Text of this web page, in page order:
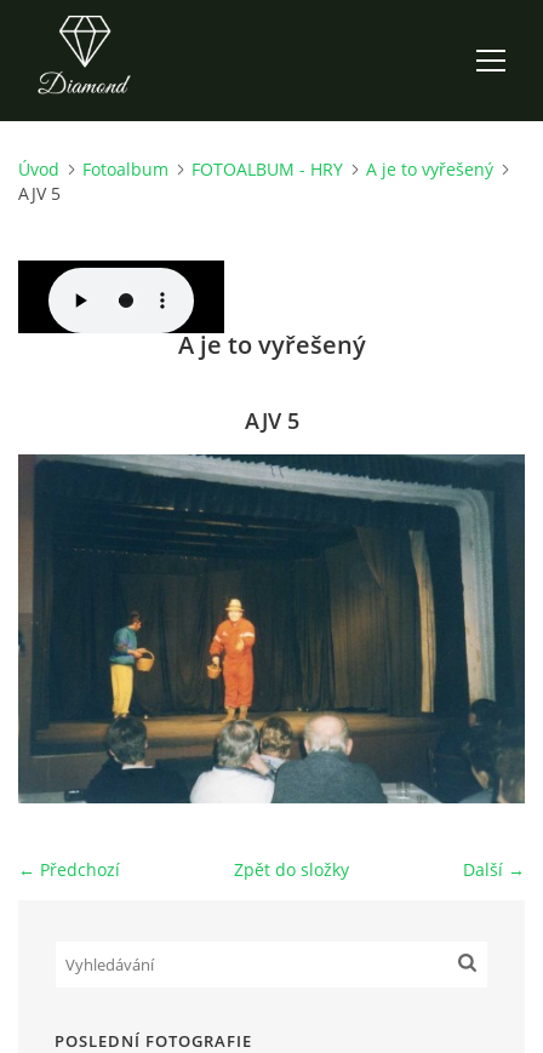
ÚVOD
O NÁS
CO NOVÉHO ZKOUŠÍME
KDY, KDE A CO HRAJEME
HRY OD ROKU 1973
VIDEOZÁZNAMY Z HER
FOTOALBUM
Úvod Fotoalbum FOTOALBUM - HRY
A je to vyřešený
AJV 5
A je to vyřešený
AJV 5
← Předchozí Další →
Zpět do složky
POSLEDNÍ FOTOGRAFIE